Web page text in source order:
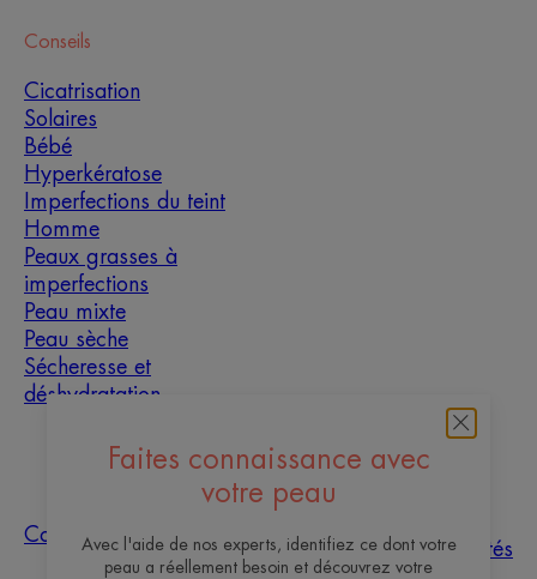
Faites connaissance avec
votre peau
Avec l'aide de nos experts, identifiez ce dont votre
peau a réellement besoin et découvrez votre
Conseils
Cicatrisation
Solaires
Bébé
Hyperkératose
Imperfections du teint
Homme
Peaux grasses à
imperfections
Peau mixte
Peau sèche
Sécheresse et
déshydratation
À propos
Contact
fréquentes échantillons
Les sites des
Laboratoires
Pierre Fabre
actualités